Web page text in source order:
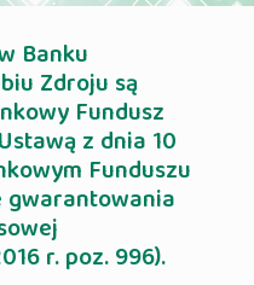
Banku
Zdroju są
Fundusz
z dnia 10
Funduszu
gwarantowania
r. poz. 996).